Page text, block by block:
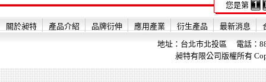
您是第
關於昶特 產品介紹 品牌衍伸 應用產業 衍生產品 最新消息
地址：台北市北投區 電話：
昶特有限公司版權所有